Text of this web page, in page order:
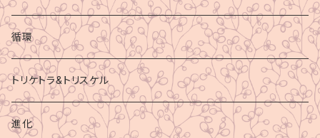
循環
トリケトラ&トリスケル
進化